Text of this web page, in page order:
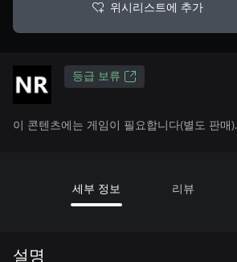
위시리스트에 추가
등급 보류
이 콘텐츠에는 게임이 필요합니다(별도 판매).
세부 정보 리뷰
설명